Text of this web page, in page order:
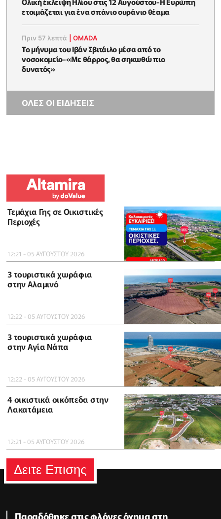
ετοιμάζεται για ένα σπάνιο ουράνιο θέαμα
Πριν 57 λεπτά |OMADA
Το μήνυμα του Ιβάν Σβιτάιλο μέσα από το
νοσοκομείο-«Με θάρρος, θα σηκωθώ πιο
δυνατός»
ΟΛΕΣ ΟΙ ΕΙΔΗΣΕΙΣ
Τεμάχια Γης σε Οικιστικές
Περιοχές
12:21 - 05 ΑΥΓΟΥΣΤΟΥ 2026
3 τουριστικά χωράφια
στην Αλαμινό
12:22 - 05 ΑΥΓΟΥΣΤΟΥ 2026
3 τουριστικά χωράφια
στην Αγία Νάπα
12:22 - 05 ΑΥΓΟΥΣΤΟΥ 2026
4 οικιστικά οικόπεδα στην
Λακατάμεια
12:21 - 05 ΑΥΓΟΥΣΤΟΥ 2026
Δειτε Επισης
Παραδόθηκε στις φλόγες όχημα στη